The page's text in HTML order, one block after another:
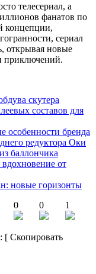
телесериал, а
фанатов по
концепции,
сериал
открывая новые
приключений.
скутера
составов для
особенности бренда
редуктора Оки
баллончика
от
новые горизонты
0 0 1
[ Скопировать